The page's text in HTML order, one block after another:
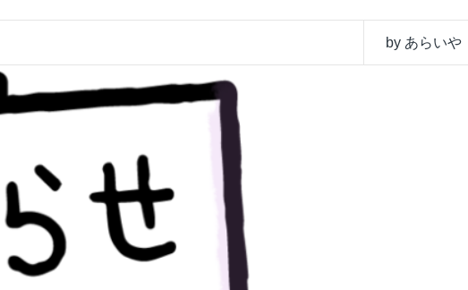
by あらいや